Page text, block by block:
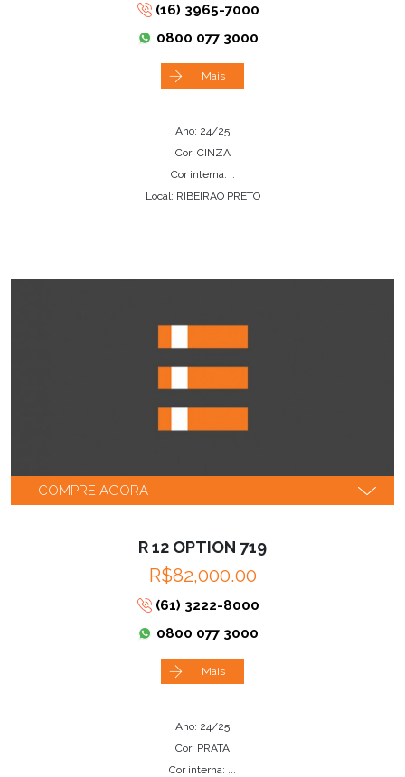
(16) 3965-7000
0800 077 3000
Mais
Ano: 24/25
Cor: CINZA
Cor interna: ..
Local: RIBEIRAO PRETO
COMPRE AGORA
R 12 OPTION 719
R$82,000.00
(61) 3222-8000
0800 077 3000
Mais
Ano: 24/25
Cor: PRATA
Cor interna: ...